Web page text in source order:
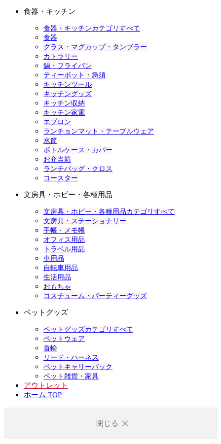
食器・キッチン
食器・キッチンカテゴリすべて
食器
グラス・マグカップ・タンブラー
カトラリー
鍋・フライパン
ティーポット・急須
キッチンツール
キッチングッズ
キッチン収納
キッチン家電
エプロン
ランチョンマット・テーブルウェア
水筒
ボトルケース・カバー
お弁当箱
ランチバッグ・クロス
コースター
文房具・ホビー・各種用品
文房具・ホビー・各種用品カテゴリすべて
文房具・ステーショナリー
手帳・メモ帳
オフィス用品
トラベル用品
車用品
自転車用品
生活用品
おもちゃ
コスチューム・パーティーグッズ
ペットグッズ
ペットグッズカテゴリすべて
ペットウェア
首輪
リード・ハーネス
ペットキャリーバック
ペット雑貨・家具
アウトレット
ホーム TOP
閉じる